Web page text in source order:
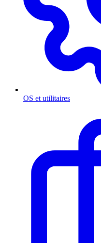
OS et utilitaires